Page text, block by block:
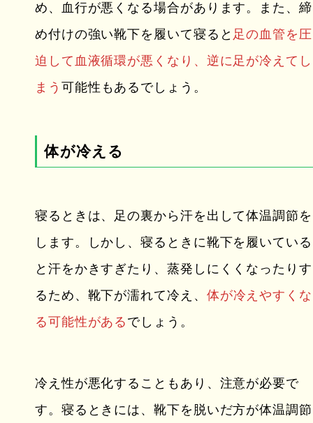
め、血行が悪くなる場合があります。また、締
め付けの強い靴下を履いて寝ると 足の血管を圧
迫して血液循環が悪くなり、逆に足が冷えてし
まう 可能性もあるでしょう。
体が冷える
寝るときは、足の裏から汗を出して体温調節を
します。しかし、寝るときに靴下を履いている
と汗をかきすぎたり、蒸発しにくくなったりす
るため、靴下が濡れて冷え、 体が冷えやすくな
る可能性がある でしょう。
冷え性が悪化することもあり、注意が必要で
す。寝るときには、靴下を脱いだ方が体温調節